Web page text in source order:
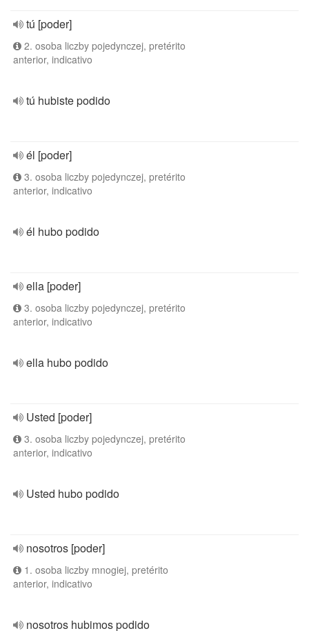
tú [poder]
2. osoba liczby pojedynczej, pretérito
anterior, indicativo
tú hubiste podido
él [poder]
3. osoba liczby pojedynczej, pretérito
anterior, indicativo
él hubo podido
ella [poder]
3. osoba liczby pojedynczej, pretérito
anterior, indicativo
ella hubo podido
Usted [poder]
3. osoba liczby pojedynczej, pretérito
anterior, indicativo
Usted hubo podido
nosotros [poder]
1. osoba liczby mnogiej, pretérito
anterior, indicativo
nosotros hubimos podido